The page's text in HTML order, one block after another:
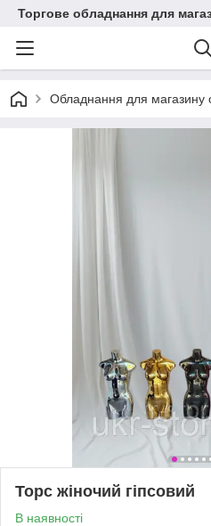
Торгове обладнання для
Обладнання для магазину
Торс жіночий гіпсовий
В наявності